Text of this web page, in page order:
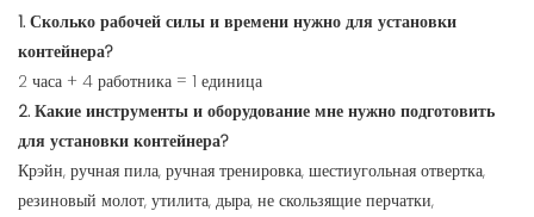
1. Сколько рабочей силы и времени нужно для установки
контейнера?
2 часа + 4 работника = 1 единица
2. Какие инструменты и оборудование мне нужно подготовить
для установки контейнера?
Крэйн, ручная пила, ручная тренировка, шестиугольная отвертка,
резиновый молот, утилита, дыра, не скользящие перчатки,